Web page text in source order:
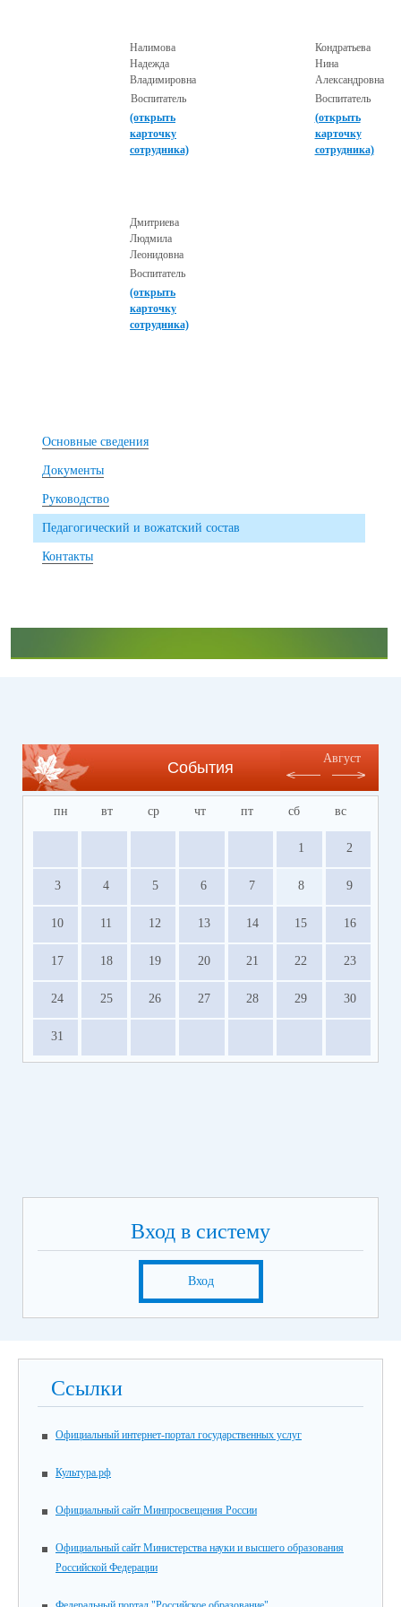
Налимова
Надежда
Владимировна
Воспитатель
(открыть
карточку
сотрудника)
Кондратьева
Нина
Александровна
Воспитатель
(открыть
карточку
сотрудника)
Дмитриева
Людмила
Леонидовна
Воспитатель
(открыть
карточку
сотрудника)
Основные сведения
Документы
Руководство
Педагогический и вожатский состав
Контакты
События
Август
пн вт ср чт пт сб вс
1 2
3 4 5 6 7 8 9
10 11 12 13 14 15 16
17 18 19 20 21 22 23
24 25 26 27 28 29 30
31
Вход в систему
Вход
Ссылки
Официальный интернет-портал государственных услуг
Культура.рф
Официальный сайт Минпросвещения России
Официальный сайт Министерства науки и высшего образования
Российской Федерации